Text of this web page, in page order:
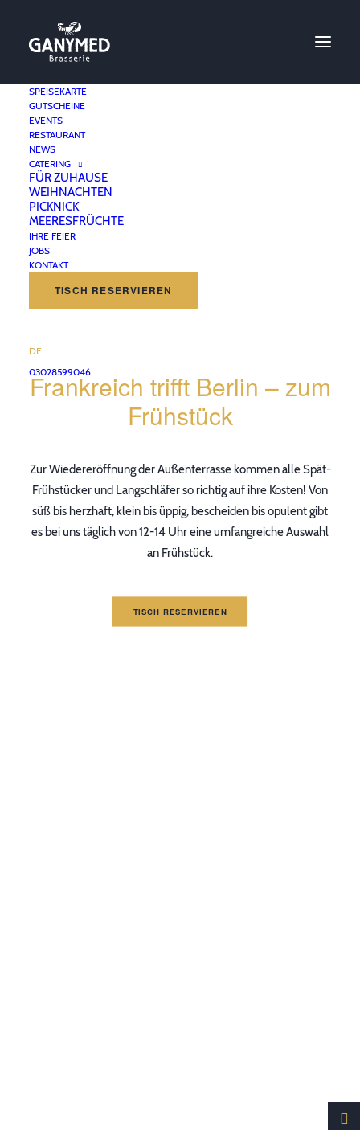
SPEISEKARTE
GUTSCHEINE
EVENTS
RESTAURANT
NEWS
CATERING
FÜR ZUHAUSE
WEIHNACHTEN
PICKNICK
MEERESFRÜCHTE
IHRE FEIER
JOBS
KONTAKT
TISCH RESERVIEREN
DE
03028599046
Frühstücken im
13. APRIL 2026
Frankreich trifft Berlin – zum
Frühstück
Zur Wiedereröffnung der Außenterrasse kommen alle Spät-
Frühstücker und Langschläfer so richtig auf ihre Kosten! Von
süß bis herzhaft, klein bis üppig, bescheiden bis opulent gibt
es bei uns täglich von 12-14 Uhr eine umfangreiche Auswahl
an Frühstück.
TISCH RESERVIEREN